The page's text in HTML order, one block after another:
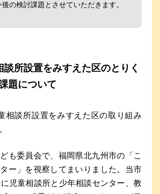
後の検討課題とさせていただきます。
談所設置をみすえた区のとりく
題について
相談所設置をみすえた区の取り組み
も委員会で、福岡県北九州市の「こ
ー」を視察してまいりました。当市
児童相談所と少年相談センター、教